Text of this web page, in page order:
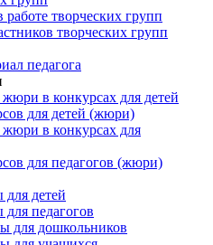
работе творческих групп
творческих групп
педагога
жюри в конкурсах для детей
для детей (жюри)
жюри в конкурсах для
для педагогов (жюри)
детей
педагогов
для дошкольников